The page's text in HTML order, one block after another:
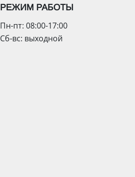
РЕЖИМ РАБОТЫ
Пн-пт: 08:00-17:00
Сб-вс: выходной